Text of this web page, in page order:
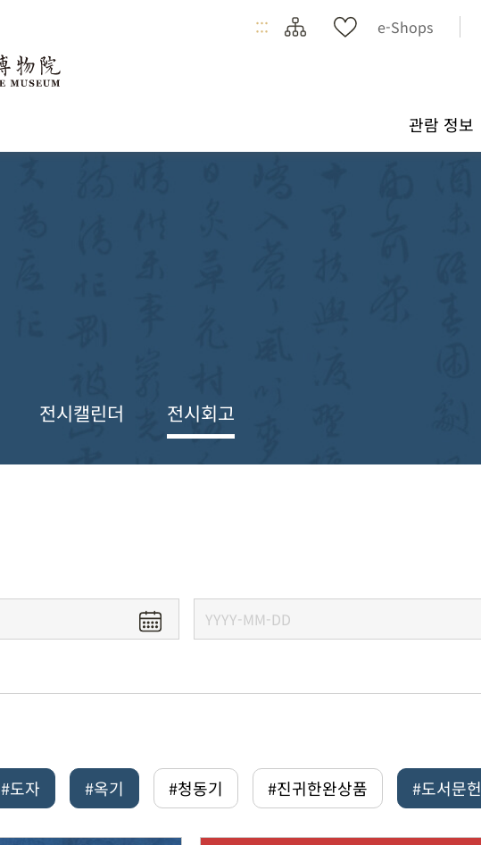
::: e-Shops
관람 정보
전시캘린더 전시회고
#도자 #옥기 #청동기 #진귀한완상품 #도서문헌